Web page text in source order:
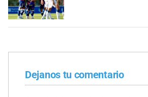
Dejanos tu comentario